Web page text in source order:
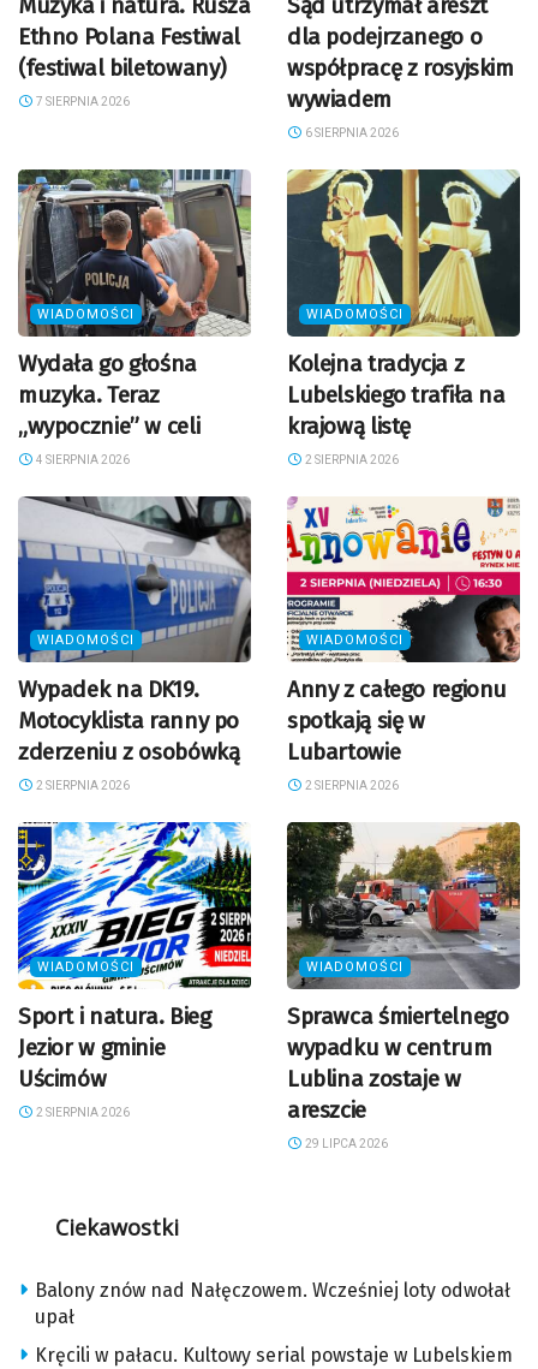
Ethno Polana Festiwal
(festiwal biletowany)
7 SIERPNIA 2026
dla podejrzanego o
współpracę z rosyjskim
wywiadem
6 SIERPNIA 2026
WIADOMOŚCI
Wydała go głośna
muzyka. Teraz
„wypocznie” w celi
4 SIERPNIA 2026
WIADOMOŚCI
Kolejna tradycja z
Lubelskiego trafiła na
krajową listę
2 SIERPNIA 2026
WIADOMOŚCI
Wypadek na DK19.
Motocyklista ranny po
zderzeniu z osobówką
2 SIERPNIA 2026
WIADOMOŚCI
Anny z całego regionu
spotkają się w
Lubartowie
2 SIERPNIA 2026
WIADOMOŚCI
Sport i natura. Bieg
Jezior w gminie
Uścimów
2 SIERPNIA 2026
WIADOMOŚCI
Sprawca śmiertelnego
wypadku w centrum
Lublina zostaje w
areszcie
29 LIPCA 2026
Ciekawostki
Balony znów nad Nałęczowem. Wcześniej loty odwołał
upał
Kręcili w pałacu. Kultowy serial powstaje w Lubelskiem